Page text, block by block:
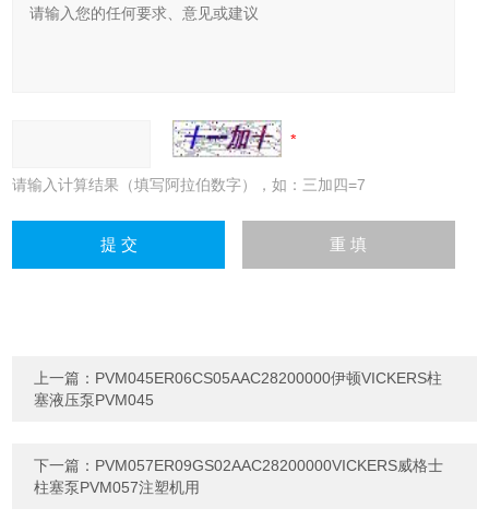
请输入计算结果（填写阿拉伯数字），如：三加四=7
上一篇： PVM045ER06CS05AAC28200000伊顿VICKERS柱
塞液压泵PVM045
下一篇： PVM057ER09GS02AAC28200000VICKERS威格士
柱塞泵PVM057注塑机用